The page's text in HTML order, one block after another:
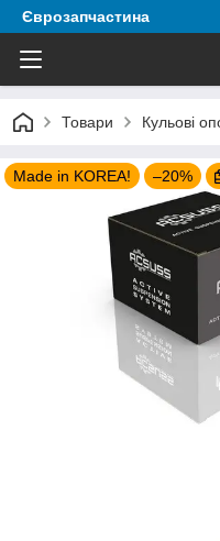
Єврозапчастина
Товари Кульові
Made in KOREA! –20%